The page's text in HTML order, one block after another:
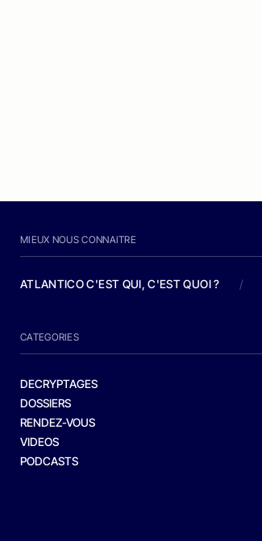
MIEUX NOUS CONNAITRE
ATLANTICO C'EST QUI, C'EST QUOI ? /
CATEGORIES
DECRYPTAGES
DOSSIERS
RENDEZ-VOUS
VIDEOS
PODCASTS